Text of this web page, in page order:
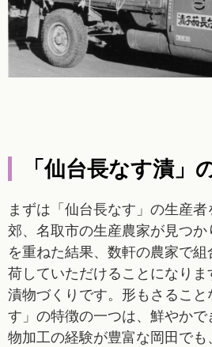
「仙台長なす漬」
まずは「仙台長なす」の生産
郊、名取市の生産農家が見つ
を重ねた結果、数軒の農家で
荷していただけることになりま
漬物づくりです。形もさるこ
す」の特徴の一つは、鮮やか
物加工の経験が豊富な岡田で